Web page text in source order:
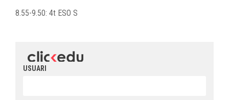
8.55-9.50: 4t ESO S
USUARI